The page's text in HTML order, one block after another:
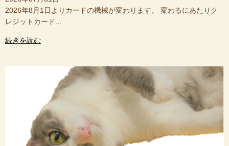
2026年8月1日よりカードの機械が変わります。 変わるにあたりク
レジットカード...
続きを読む